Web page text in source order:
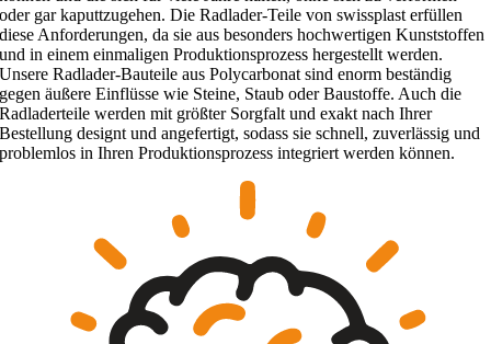
oder gar kaputtzugehen. Die Radlader-Teile von swissplast erfüllen
diese Anforderungen, da sie aus besonders hochwertigen Kunststoffen
und in einem einmaligen Produktionsprozess hergestellt werden.
Unsere Radlader-Bauteile aus Polycarbonat sind enorm beständig
gegen äußere Einflüsse wie Steine, Staub oder Baustoffe. Auch die
Radladerteile werden mit größter Sorgfalt und exakt nach Ihrer
Bestellung designt und angefertigt, sodass sie schnell, zuverlässig und
problemlos in Ihren Produktionsprozess integriert werden können.